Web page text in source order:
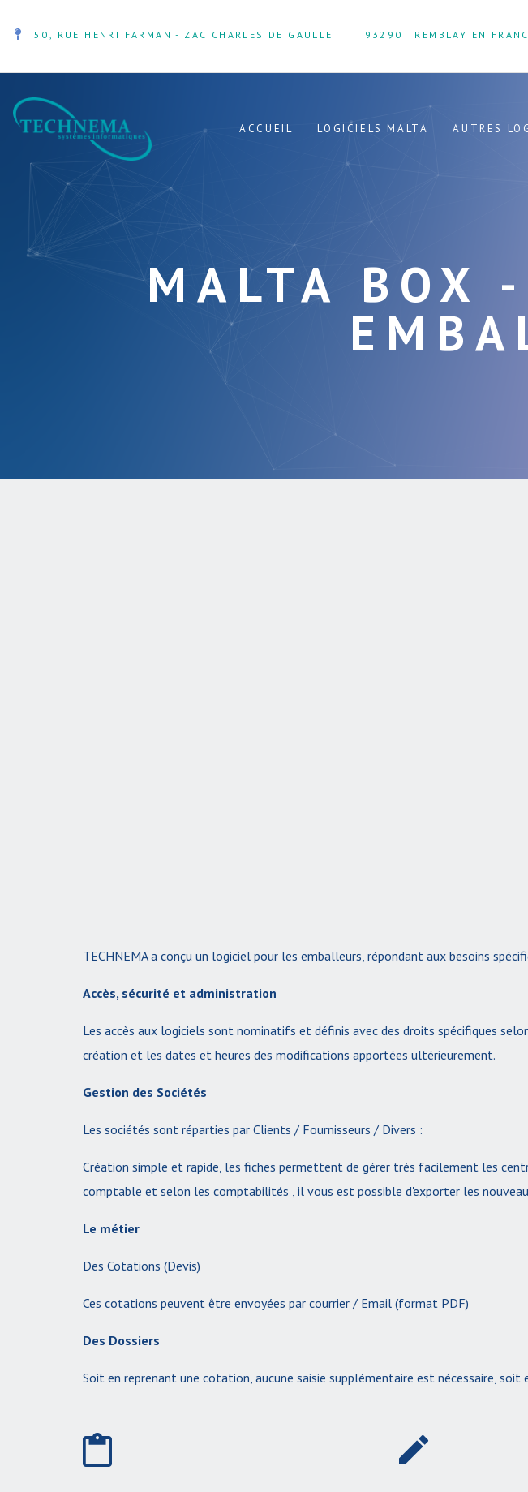
50, RUE HENRI FARMAN - ZAC CHARLES DE GAULLE 93290 TREMBLAY EN
ACCUEIL LOGICIELS MALTA AUTRES
MALTA BOX
TECHNEMA a conçu un logiciel pour les emballeurs, répondant aux besoins
Accès, sécurité et administration
Les accès aux logiciels sont nominatifs et définis avec des droits spécifiques
création et les dates et heures des modifications apportées ultérieurement.
Gestion des Sociétés
Les sociétés sont réparties par Clients / Fournisseurs / Divers :
Création simple et rapide, les fiches permettent de gérer très facilement les
comptable et selon les comptabilités , il vous est possible d'exporter les
Le métier
Des Cotations (Devis)
Ces cotations peuvent être envoyées par courrier / Email (format PDF)
Des Dossiers
Soit en reprenant une cotation, aucune saisie supplémentaire est nécessaire,